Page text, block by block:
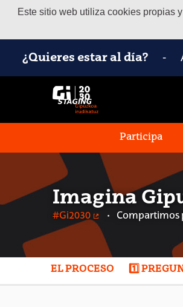
Este sitio web utiliza cookies propias
¿Quieres estar al día? -
Participa
Imagina
#Gi2030
(Enlace externo)
Compartimos
EL PROCESO 1️⃣